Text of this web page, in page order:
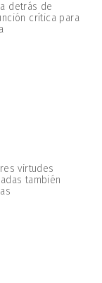
detrás de
crítica para
virtudes
también